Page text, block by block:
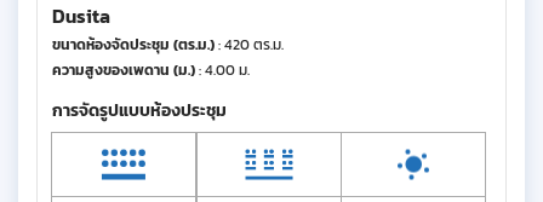
Dusita
ขนาดห้องจัดประชุม (ตร.ม.): 420 ตร.ม.
ความสูงของเพดาน (ม.): 4.00 ม.
การจัดรูปแบบห้องประชุม